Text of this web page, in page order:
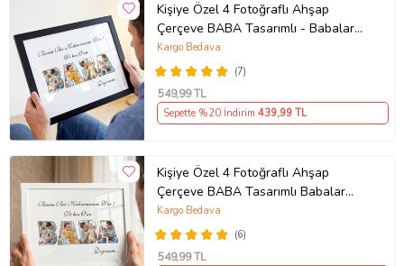
Kişiye Özel 4 Fotoğraflı Ahşap
Çerçeve BABA Tasarımlı - Babalar
Günü Hediyesi
(7)
Kargo Bedava
549,99 TL
Sepette %20 İndirim 439,99 TL
Kişiye Özel 4 Fotoğraflı Ahşap
Çerçeve BABA Tasarımlı Babalar
Günü Hediyesi Önerisi
(6)
Kargo Bedava
549,99 TL